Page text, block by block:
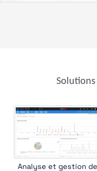
Analyse et gestion